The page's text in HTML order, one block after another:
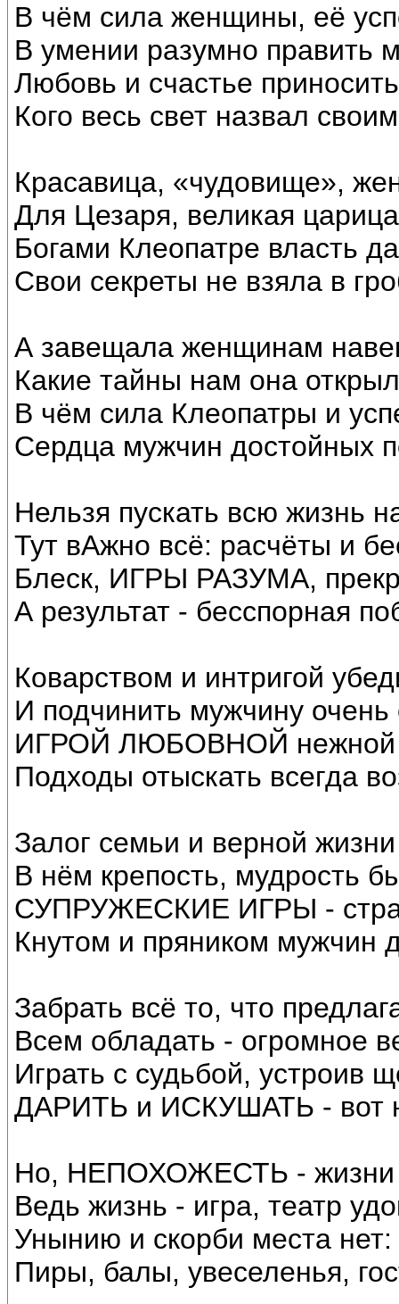
В чём сила женщины, её
В умении разумно править
Любовь и счастье
Кого весь свет назвал
Красавица, «чудовище»,
Для Цезаря, великая
Богами Клеопатре власть
Свои секреты не взяла в
А завещала женщинам
Какие тайны нам она
В чём сила Клеопатры и
Сердца мужчин достойных
Нельзя пускать всю жизнь
Тут вАжно всё: расчёты и
Блеск, ИГРЫ РАЗУМА,
А результат - бесспорная
Коварством и интригой
И подчинить мужчину
ИГРОЙ ЛЮБОВНОЙ нежной
Подходы отыскать всегда
Залог семьи и верной
В нём крепость, мудрость
СУПРУЖЕСКИЕ ИГРЫ -
Кнутом и пряником мужчин
Забрать всё то, что
Всем обладать - огромное
Играть с судьбой, устроив
ДАРИТЬ и ИСКУШАТЬ - вот
Но, НЕПОХОЖЕСТЬ - жизни
Ведь жизнь - игра, театр
Унынию и скорби места нет:
Пиры, балы, увеселенья,